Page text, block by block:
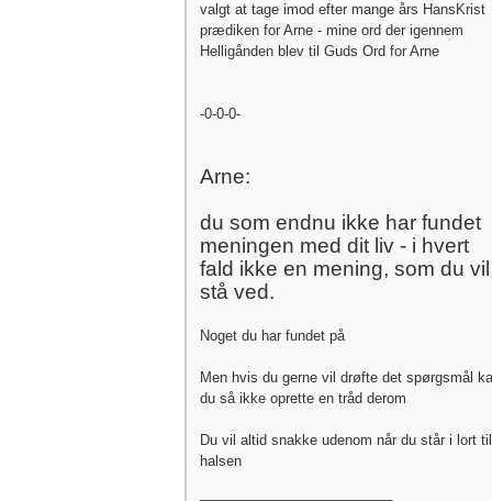
valgt at tage imod efter mange års HansKrist
prædiken for Arne - mine ord der igennem
Helligånden blev til Guds Ord for Arne
-0-0-0-
Arne:
du som endnu ikke har fundet
meningen med dit liv - i hvert
fald ikke en mening, som du vil
stå ved.
Noget du har fundet på
Men hvis du gerne vil drøfte det spørgsmål
du så ikke oprette en tråd derom
Du vil altid snakke udenom når du står i lort til
halsen